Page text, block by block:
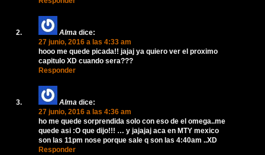
Alma dice:
27 junio, 2016 a las 4:33 am
hooo me quede picada!! jajaj ya quiero ver el proximo
capitulo XD cuando sera???
Responder
Alma dice:
27 junio, 2016 a las 4:36 am
ho me quede sorprendida solo con eso de el omega..me
quede asi :O que dijo!!! … y jajajaj aca en MTY mexico
son las 11pm nose porque sale q son las 4:40am ..XD
Responder